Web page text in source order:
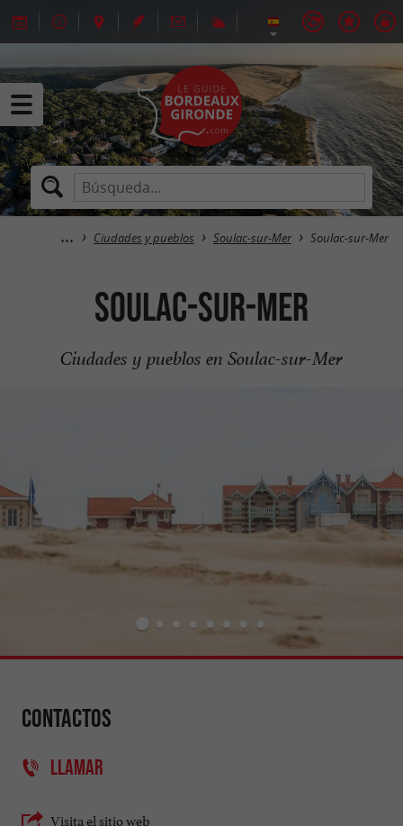
Ciudades y pueblos Soulac-sur-Mer Soulac-sur-Mer
Soulac-sur-Mer
Ciudades y pueblos en Soulac-sur-Mer
Contactos
LLAMAR
Visita el sitio web